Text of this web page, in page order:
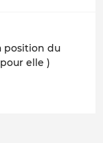
position du
elle )